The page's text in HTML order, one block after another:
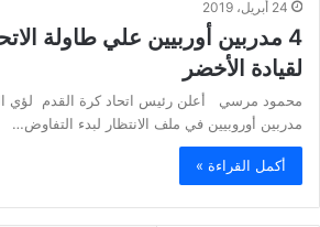
24 أبريل، 2019
4 مدربين أوربيين علي طاولة
لقيادة الأخضر
مدربين أوروبيين في ملف الانتظار لبدء التفاوض…
أكمل القراءة »